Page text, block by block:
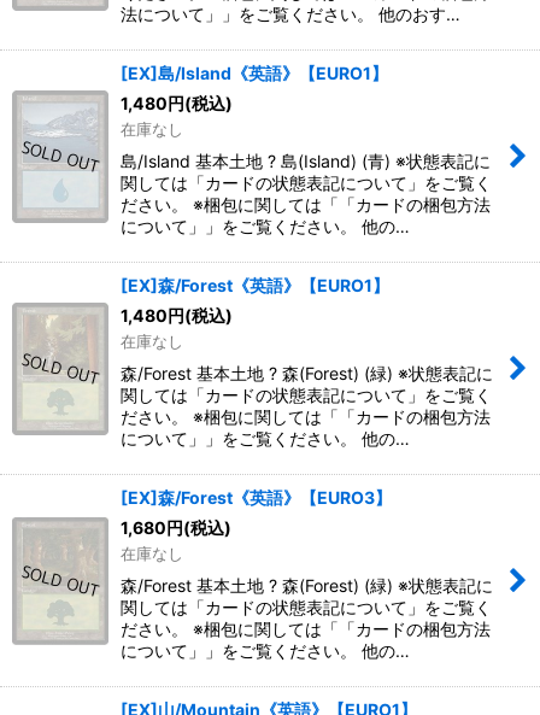
法について」」をご覧ください。 他のおす…
[EX]島/Island《英語》【EURO1】
1,480円(税込)
在庫なし
島/Island 基本土地 ? 島(Island) (青) ※状態表記に
関しては「カードの状態表記について」をご覧く
ださい。 ※梱包に関しては「「カードの梱包方法
について」」をご覧ください。 他の…
[EX]森/Forest《英語》【EURO1】
1,480円(税込)
在庫なし
森/Forest 基本土地 ? 森(Forest) (緑) ※状態表記に
関しては「カードの状態表記について」をご覧く
ださい。 ※梱包に関しては「「カードの梱包方法
について」」をご覧ください。 他の…
[EX]森/Forest《英語》【EURO3】
1,680円(税込)
在庫なし
森/Forest 基本土地 ? 森(Forest) (緑) ※状態表記に
関しては「カードの状態表記について」をご覧く
ださい。 ※梱包に関しては「「カードの梱包方法
について」」をご覧ください。 他の…
[EX]山/Mountain《英語》【EURO1】